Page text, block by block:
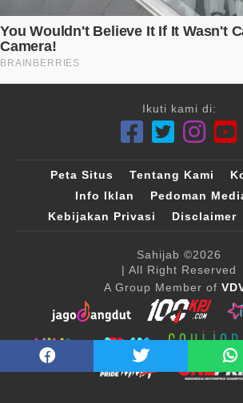
Ikuti kami di:
Peta Situs Tentang Kami
Info Iklan
Pedoman
Kebijakan Privasi
Disclaimer
Sahijab ©2026
| All Right Reserved
A Group Member of